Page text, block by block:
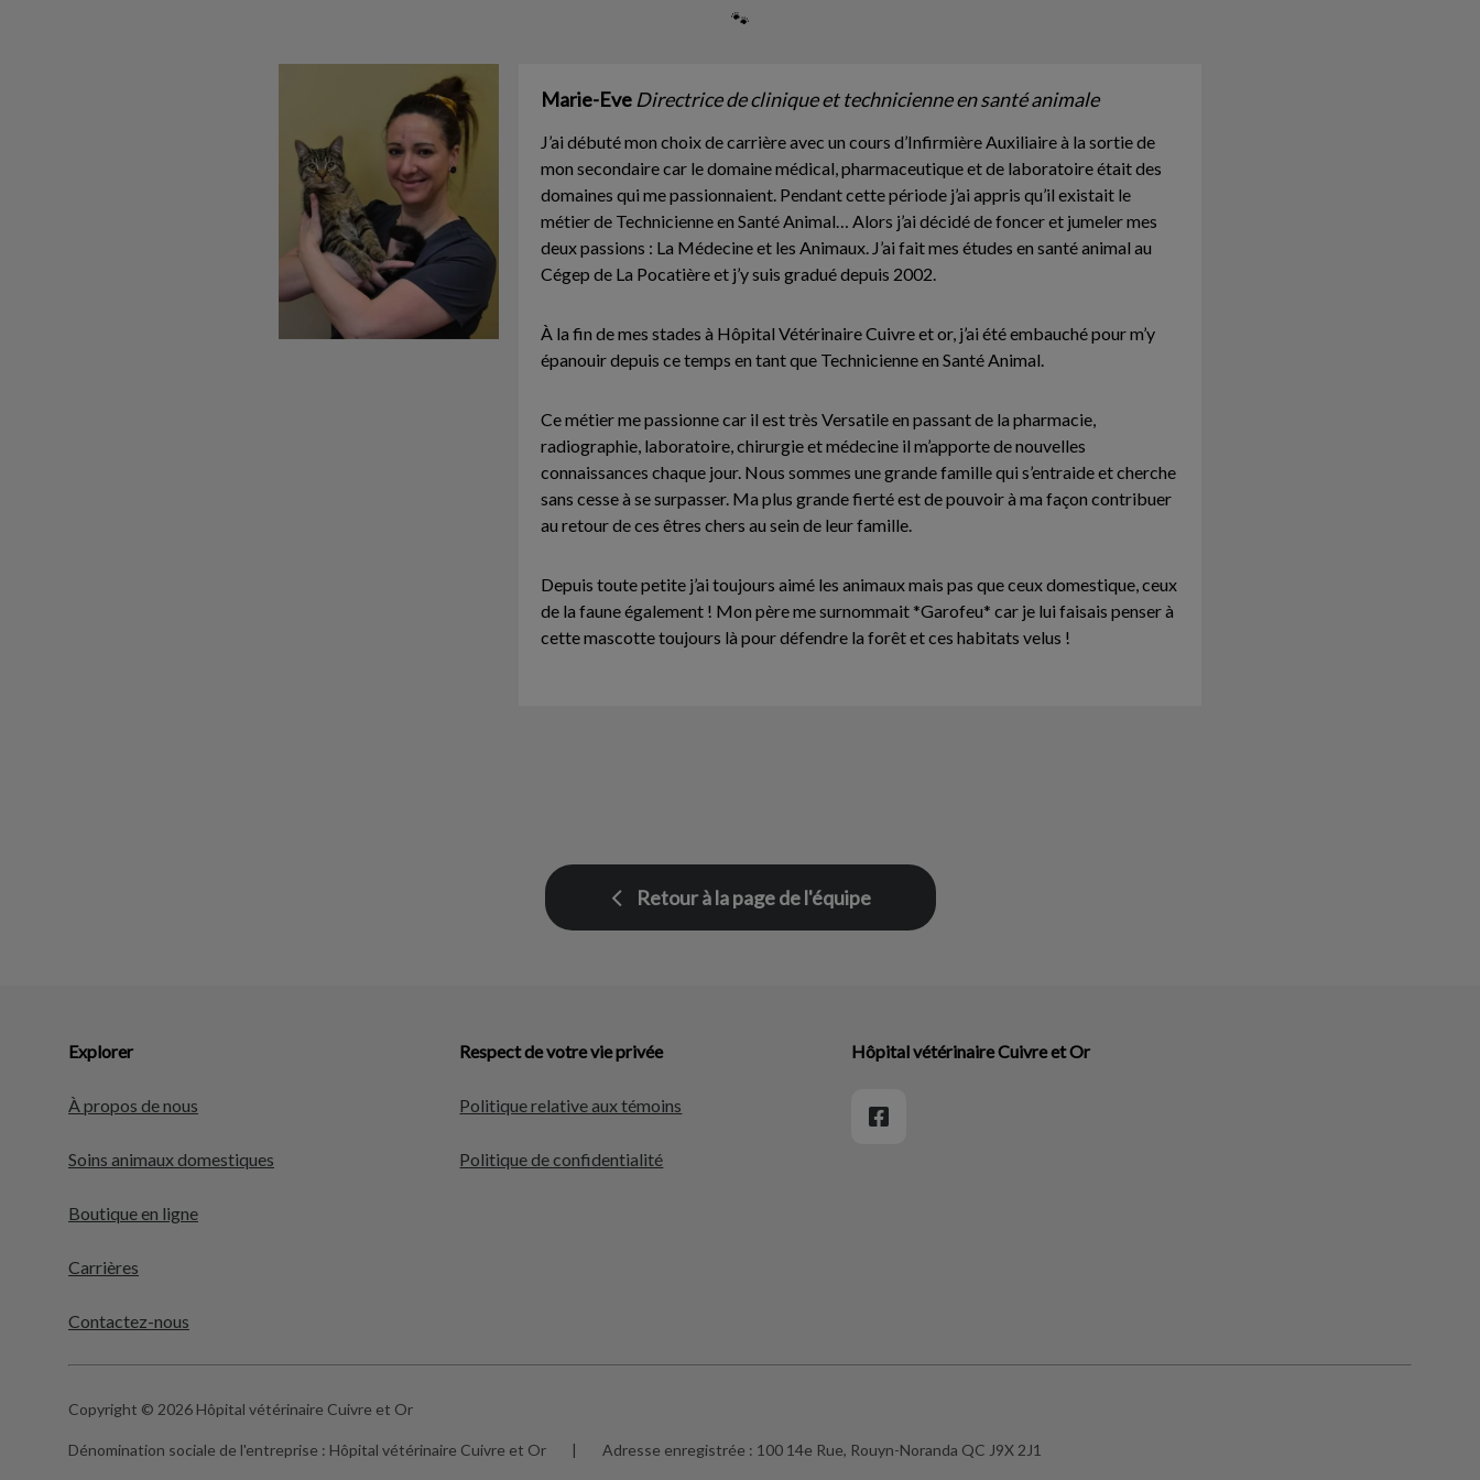
🐾
Marie-Eve Directrice de clinique et technicienne en santé animale
J’ai débuté mon choix de carrière avec un cours d’Infirmière Auxiliaire à la sortie de
mon secondaire car le domaine médical, pharmaceutique et de laboratoire était des
domaines qui me passionnaient. Pendant cette période j’ai appris qu’il existait le
métier de Technicienne en Santé Animal… Alors j’ai décidé de foncer et jumeler mes
deux passions : La Médecine et les Animaux. J’ai fait mes études en santé animal au
Cégep de La Pocatière et j’y suis gradué depuis 2002.
À la fin de mes stades à Hôpital Vétérinaire Cuivre et or, j’ai été embauché pour m’y
épanouir depuis ce temps en tant que Technicienne en Santé Animal.
Ce métier me passionne car il est très Versatile en passant de la pharmacie,
radiographie, laboratoire, chirurgie et médecine il m’apporte de nouvelles
connaissances chaque jour. Nous sommes une grande famille qui s’entraide et cherche
sans cesse à se surpasser. Ma plus grande fierté est de pouvoir à ma façon contribuer
au retour de ces êtres chers au sein de leur famille.
Depuis toute petite j’ai toujours aimé les animaux mais pas que ceux domestique, ceux
de la faune également ! Mon père me surnommait *Garofeu* car je lui faisais penser à
cette mascotte toujours là pour défendre la forêt et ces habitats velus !
Retour à la page de l'équipe
Explorer
À propos de nous
Soins animaux domestiques
Boutique en ligne
Carrières
Contactez-nous
Respect de votre vie privée
Politique relative aux témoins
Politique de confidentialité
Hôpital vétérinaire Cuivre et Or
Copyright © 2026 Hôpital vétérinaire Cuivre et Or
Dénomination sociale de l'entreprise : Hôpital vétérinaire Cuivre et Or | Adresse enregistrée : 100 14e Rue, Rouyn-Noranda QC J9X 2J1